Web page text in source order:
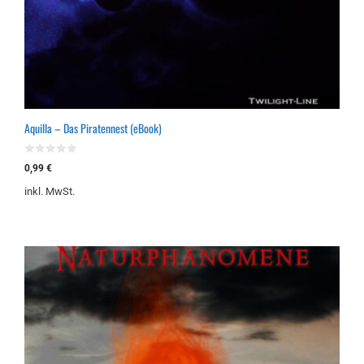
Aquilla – Das Piratennest (eBook)
0
v
n
0,99 €
inkl. MwSt.